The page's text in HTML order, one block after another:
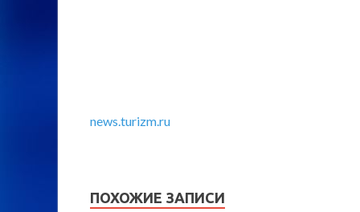
news.turizm.ru
ПОХОЖИЕ ЗАПИСИ